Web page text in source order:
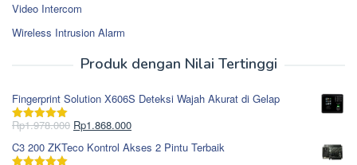
Video Intercom
Wireless Intrusion Alarm
Produk dengan Nilai Tertinggi
Fingerprint Solution X606S Deteksi Wajah Akurat di Gelap
Dinilai5.00
Rp1.978.000 Harga
aslinya
adalah:
Rp1.868.000Harga
saat
ini
C3 200 ZKTeco Kontrol Akses 2 Pintu Terbaik